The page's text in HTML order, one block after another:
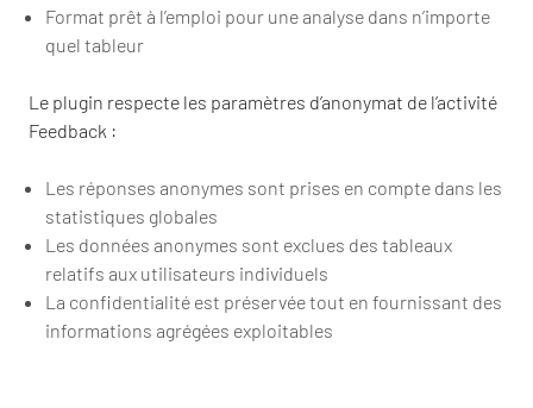
Format prêt à l’emploi pour une analyse dans n’importe
quel tableur
Le plugin respecte les paramètres d’anonymat de l’activité
Feedback :
Les réponses anonymes sont prises en compte dans les
statistiques globales
Les données anonymes sont exclues des tableaux
relatifs aux utilisateurs individuels
La confidentialité est préservée tout en fournissant des
informations agrégées exploitables